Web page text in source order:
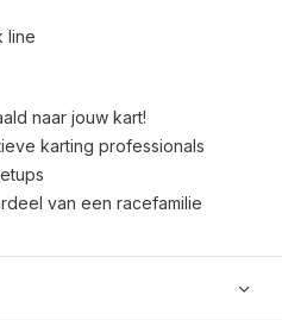
line
naar jouw kart!
karting professionals
van een racefamilie